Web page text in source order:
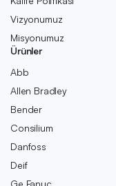
Vizyonumuz
Misyonumuz
Ürünler
Abb
Allen Bradley
Bender
Consilium
Danfoss
Deif